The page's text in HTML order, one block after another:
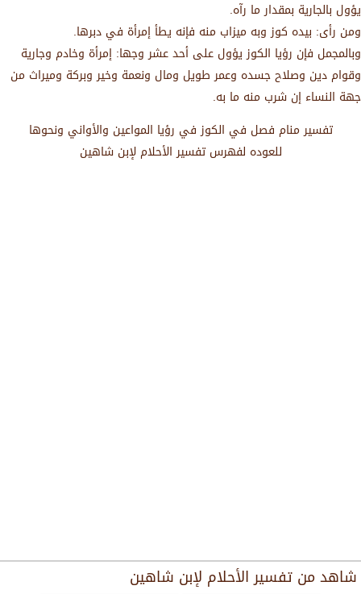
يؤول بالجارية بمقدار ما رآه.
ومن رأى: بيده كوز وبه ميزاب منه فإنه يطأ إمرأة في دبرها.
وبالمجمل فإن رؤيا الكوز يؤول على أحد عشر وجها: إمرأة وخادم وجارية
وقوام دين وصلاح جسده وعمر طويل ومال ونعمة وخير وبركة وميراث من
جهة النساء إن شرب منه ما به.
تفسير منام فصل في الكوز في رؤيا المواعين والأواني ونحوها
للعوده لفهرس تفسير الأحلام لإبن شاهين
شاهد من تفسير الأحلام لإبن شاهين